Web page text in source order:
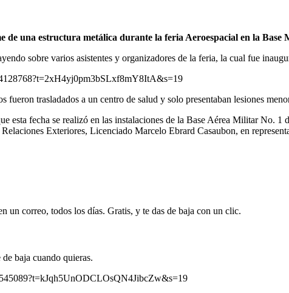
de una estructura metálica durante la feria Aeroespacial en la
sobre varios asistentes y organizadores de la feria, la cual fue
trasladados a un centro de salud y solo presentaban lesiones
esta fecha se realizó en las instalaciones de la Base Aérea Militar No.
Exteriores, Licenciado Marcelo Ebrard Casaubon, en
correo, todos los días. Gratis, y te das de baja con un clic.
de baja cuando quieras.